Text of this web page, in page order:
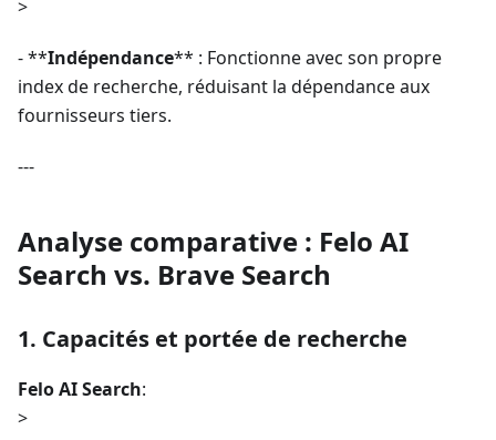
>
- **Indépendance** : Fonctionne avec son propre
index de recherche, réduisant la dépendance aux
fournisseurs tiers.
---
Analyse comparative : Felo AI
Search vs. Brave Search
1. Capacités et portée de recherche
Felo AI Search:
>